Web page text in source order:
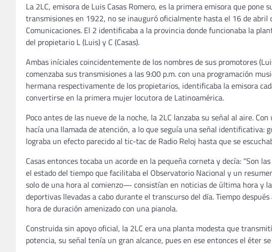
La 2LC, emisora de Luis Casas Romero, es la primera emisora que
transmisiones en 1922, no se inauguró oficialmente hasta el 16 de
Comunicaciones. El 2 identificaba a la provincia donde funcionaba la
del propietario L (Luis) y C (Casas).
Ambas iníciales coincidentemente de los nombres de sus promotores
comenzaba sus transmisiones a las 9:00 p.m. con una programación
hermana respectivamente de los propietarios, identificaba la emisora
convertirse en la primera mujer locutora de Latinoamérica.
Poco antes de las nueve de la noche, la 2LC lanzaba su señal al aire.
hacía una llamada de atención, a lo que seguía una señal identificativa:
lograba un efecto parecido al tic-tac de Radio Reloj hasta que se
Casas entonces tocaba un acorde en la pequeña corneta y decía: “Son
el estado del tiempo que facilitaba el Observatorio Nacional y un
solo de una hora al comienzo— consistían en noticias de última hora y
deportivas llevadas a cabo durante el transcurso del día. Tiempo
hora de duración amenizado con una pianola.
Construida sin apoyo oficial, la 2LC era una planta modesta que
potencia, su señal tenía un gran alcance, pues en ese entonces el éter